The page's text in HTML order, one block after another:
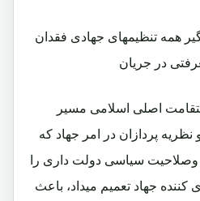
همه تنظیمهای جهادی فقدان
در جریان
اصلی اسلامی مسیر
نظریه پردازان در امر جهاد که
سیاسی دولت داری را
جهاد تعمیم میداد، باعث